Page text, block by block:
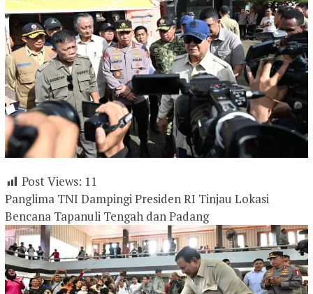
Post Views: 11
Panglima TNI Dampingi Presiden RI Tinjau Lokasi
Bencana Tapanuli Tengah dan Padang